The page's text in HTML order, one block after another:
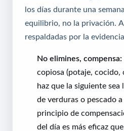
los días durante una
equilibrio, no la privación.
respaldadas por la
No elimines, compensa:
copiosa (potaje, cocido,
haz que la siguiente sea
de verduras o pescado
principio de
del día es más eficaz